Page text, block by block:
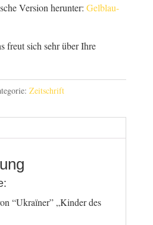
Version herunter: Gelblau-
freut sich sehr über Ihre
Zeitschrift
“Ukraїner” „Kinder des